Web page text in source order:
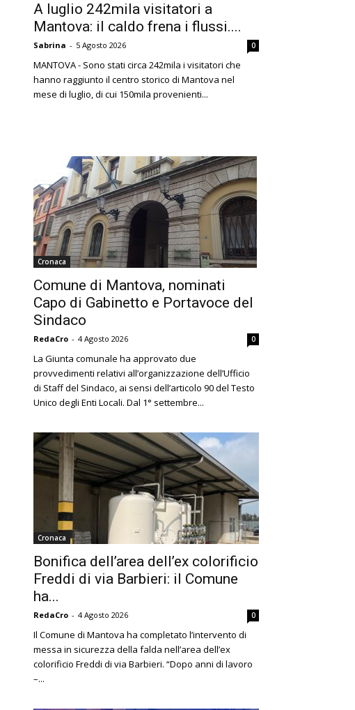
A luglio 242mila visitatori a
Mantova: il caldo frena i flussi....
Sabrina - 5 Agosto 2026 0
MANTOVA - Sono stati circa 242mila i visitatori che
hanno raggiunto il centro storico di Mantova nel
mese di luglio, di cui 150mila provenienti...
Cronaca
Comune di Mantova, nominati
Capo di Gabinetto e Portavoce del
Sindaco
RedaCro - 4 Agosto 2026 0
La Giunta comunale ha approvato due
provvedimenti relativi all’organizzazione dell’Ufficio
di Staff del Sindaco, ai sensi dell’articolo 90 del Testo
Unico degli Enti Locali. Dal 1° settembre...
Cronaca
Bonifica dell’area dell’ex colorificio
Freddi di via Barbieri: il Comune
ha...
RedaCro - 4 Agosto 2026 0
Il Comune di Mantova ha completato l’intervento di
messa in sicurezza della falda nell’area dell’ex
colorificio Freddi di via Barbieri. “Dopo anni di lavoro
–...